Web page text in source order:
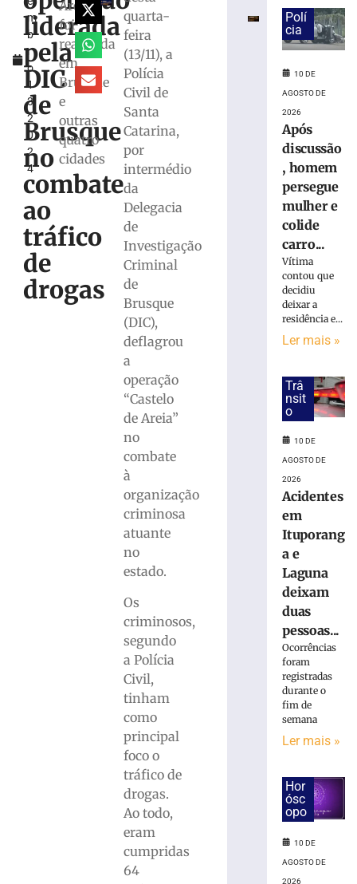
m
b
r
o
1
3,
2
0
2
4
liderada
pela
DIC
de
Brusque
no
combate
ao
tráfico
de
drogas
Areia"
foi
realizada
em
Brusque
e
outras
quatro
cidades
quarta-
feira
(13/11), a
Polícia
Civil de
Santa
Catarina,
por
intermédio
da
Delegacia
de
Investigação
Criminal
de
Brusque
(DIC),
deflagrou
a
operação
“Castelo
de Areia”
no
combate
à
organização
criminosa
atuante
no
estado.
Os
criminosos,
segundo
a Polícia
Civil,
tinham
como
principal
foco o
tráfico de
drogas.
Ao todo,
eram
cumpridas
64
carteira
celular
roubados,
Blumenau
Carro
atinge
poste
adolescente
ferida
Gaspar
Após
discussão,
homem
persegue
mulher
colide
carro
contra
Itapema
Polí
cia
10 DE
AGOSTO DE
2026
Após
discussão
, homem
persegue
mulher e
colide
carro...
Vítima
contou que
decidiu
deixar a
residência e...
Ler mais »
Trâ
nsit
o
10 DE
AGOSTO DE
2026
Acidentes
em
Ituporang
a e
Laguna
deixam
duas
pessoas...
Ocorrências
foram
registradas
durante o
fim de
semana
Ler mais »
Hor
ósc
opo
10 DE
AGOSTO DE
2026